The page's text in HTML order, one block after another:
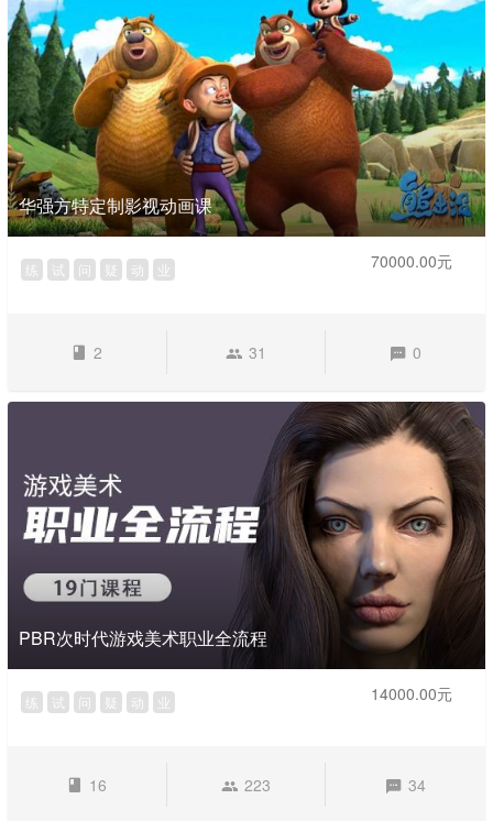
华强方特定制影视动画课
练 试 问 疑 动 业 70000.00元
2 31 0
PBR次时代游戏美术职业全流程
练 试 问 疑 动 业 14000.00元
16 223 34